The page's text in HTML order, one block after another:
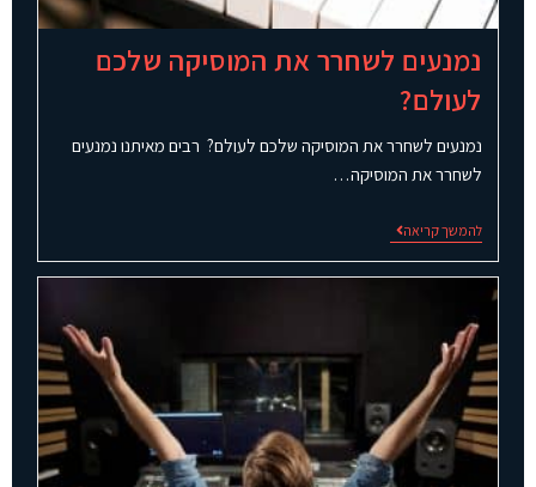
נמנעים לשחרר את המוסיקה שלכם
לעולם?
נמנעים לשחרר את המוסיקה שלכם לעולם? רבים מאיתנו נמנעים
לשחרר את המוסיקה…
להמשך קריאה